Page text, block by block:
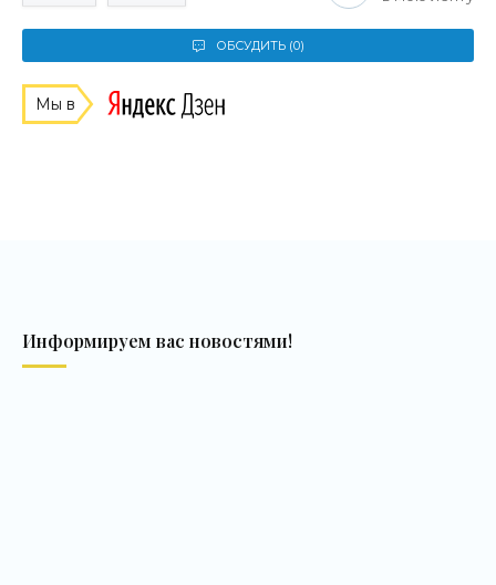
ОБСУДИТЬ (0)
Мы в
Информируем вас новостями!